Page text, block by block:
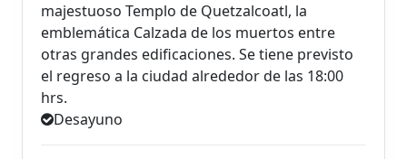
majestuoso Templo de Quetzalcoatl, la
emblemática Calzada de los muertos entre
otras grandes edificaciones. Se tiene previsto
el regreso a la ciudad alrededor de las 18:00
hrs.
Desayuno